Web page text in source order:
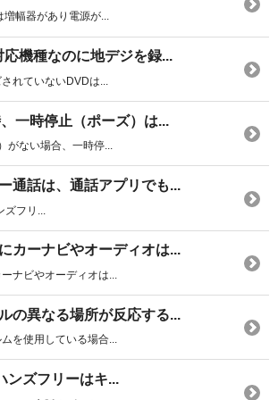
増幅器があり電源が...
機種なのに地デジを録...
れていないDVDは...
一時停止（ポーズ）は...
がない場合、一時停...
通話は、通話アプリでも...
フリ...
カーナビやオーディオは...
ナビやオーディオは...
の異なる場所が反応する...
を使用している場合...
ンズフリーはキ...